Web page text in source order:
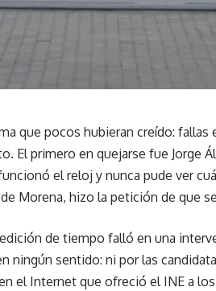
que pocos hubieran creído:
El primero en quejarse fue Jorge
el reloj y nunca pude ver
Morena, hizo la petición de que
de tiempo falló en una
ningún sentido: ni por las
el Internet que ofreció el INE a